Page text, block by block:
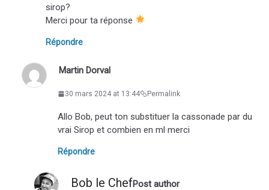
sirop?
Merci pour ta réponse
Répondre
Martin Dorval
30 mars 2024 at 13:44 Permalink
Allo Bob, peut ton substituer la cassonade par du
vrai Sirop et combien en ml merci
Répondre
Bob le ChefPost author